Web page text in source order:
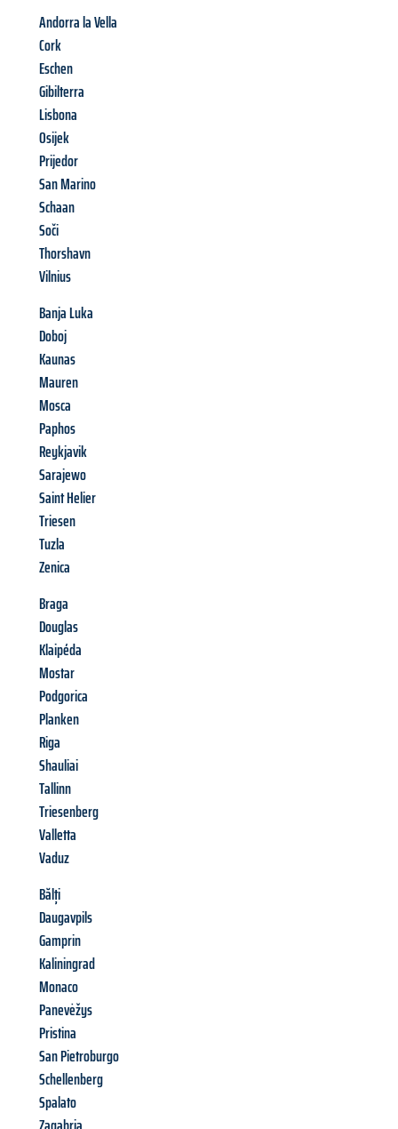
Andorra la Vella
Cork
Eschen
Gibilterra
Lisbona
Osijek
Prijedor
San Marino
Schaan
Soči
Thorshavn
Vilnius
Banja Luka
Doboj
Kaunas
Mauren
Mosca
Paphos
Reykjavik
Sarajewo
Saint Helier
Triesen
Tuzla
Zenica
Braga
Douglas
Klaipéda
Mostar
Podgorica
Planken
Riga
Shauliai
Tallinn
Triesenberg
Valletta
Vaduz
Bălți
Daugavpils
Gamprin
Kaliningrad
Monaco
Panevėžys
Pristina
San Pietroburgo
Schellenberg
Spalato